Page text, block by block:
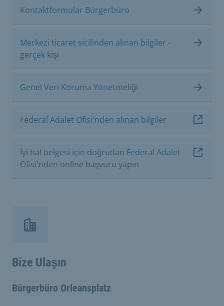
Kontaktformular Bürgerbüro
Merkezi ticaret sicilinden alınan bilgiler -
gerçek kişi
Genel Veri Koruma Yönetmeliği
Federal Adalet Ofisi'nden alınan bilgiler
İyi hal belgesi için doğrudan Federal Adalet
Ofisi'nden online başvuru yapın
Bize Ulaşın
Bürgerbüro Orleansplatz